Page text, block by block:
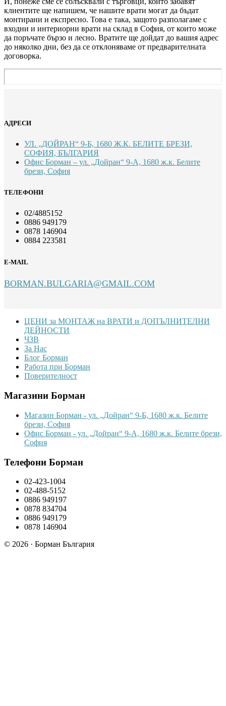
клиентите ще напишем, че нашите врати могат да бъдат
монтирани и експресно. Това е така, защото разполагаме с
входни и интериорни врати на склад в София, от които може
да поръчате бързо и лесно. Вратите ще дойдат до вашия адрес
до няколко дни, без да се отклоняваме от предварителната
договорка.
АДРЕСИ
УЛ. „ДОЙРАН“ 9-Б, 1680 Ж.К. БЕЛИТЕ БРЕЗИ,
СОФИЯ, БЪЛГАРИЯ
Офис Борман – ул. „Дойран“ 9-А, 1680 ж.к. Белите
брези, София
ТЕЛЕФОНИ
02/4885152
0886 949179
0878 146904
0884 223581
E-MAIL
BORMAN.BULGARIA@GMAIL.COM
FooterЦЕНИ за МОНТАЖ на ВРАТИ и ДОПЪЛНИТЕЛНИ
ДЕЙНОСТИ
ЧЗВ
За Нас
Блог Борман
Работа при Борман
Поверителност
Магазини Борман
Магазин Борман - ул. „Дойран“ 9-Б, 1680 ж.к. Белите
брези, София
Офис Борман - ул. „Дойран“ 9-А, 1680 ж.к. Белите брези,
София
Телефони Борман
02-423-1004
02-488-5152
0886 949197
0878 834704
0886 949179
0878 146904
© 2026 · Борман България